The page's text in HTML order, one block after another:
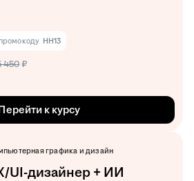
HH13
450 ₽
к курсу
графика и дизайн
UI-дизайнер + ИИ